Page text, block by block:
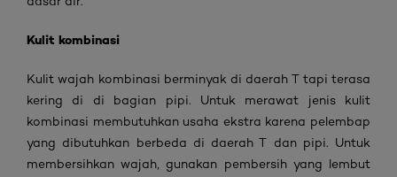
Kulit kombinasi
Kulit wajah kombinasi berminyak di daerah T tapi terasa
kering di di bagian pipi. Untuk merawat jenis kulit
kombinasi membutuhkan usaha ekstra karena pelembap
yang dibutuhkan berbeda di daerah T dan pipi. Untuk
membersihkan wajah, gunakan pembersih yang lembut